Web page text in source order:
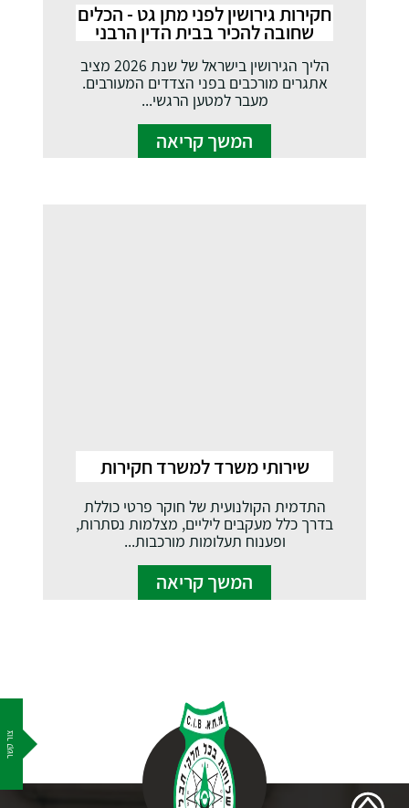
צור קשר
חקירות גירושין לפני מתן גט - הכלים
שחובה להכיר בבית הדין הרבני
הליך הגירושין בישראל של שנת 2026 מציב
אתגרים מורכבים בפני הצדדים המעורבים.
מעבר למטען הרגשי...
המשך קריאה
שירותי משרד למשרד חקירות
התדמית הקולנועית של חוקר פרטי כוללת
בדרך כלל מעקבים ליליים, מצלמות נסתרות,
ופענוח תעלומות מורכבות...
המשך קריאה